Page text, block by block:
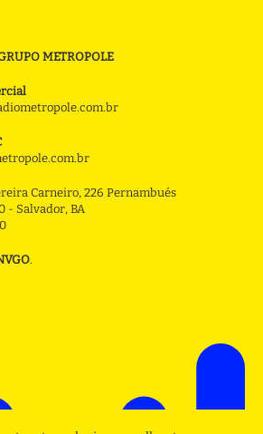
METROPOLE
Carneiro, 226 Pernambués
- Salvador, BA
.